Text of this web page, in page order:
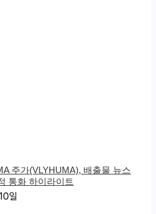
주가(VLYHUMA), 배출물 뉴스
통화 하이라이트
일